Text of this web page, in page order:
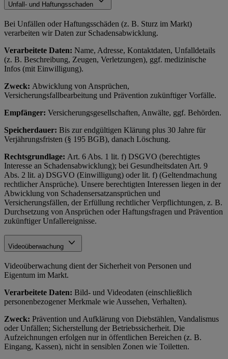
Unfall- und Haftungsschaden
Bei Unfällen oder Haftungsschäden (z. B. Sturz im Markt)
verarbeiten wir Daten zur Schadensabwicklung.
Verarbeitete Daten: Name, Adresse, Kontaktdaten, Unfalldetails
(z. B. Beschreibung, Zeugen, Verletzungen), ggf. medizinische
Infos (mit Einwilligung).
Zweck: Abwicklung von Ansprüchen,
Versicherungsfallbearbeitung und Prävention zukünftiger Vorfälle.
Empfänger: Versicherungsgesellschaften, Anwälte, ggf. Behörden.
Speicherdauer: Bis zur endgültigen Klärung plus 30 Jahre für
Verjährungsfristen (§ 195 BGB), danach Löschung.
Rechtsgrundlage: Art. 6 Abs. 1 lit. f) DSGVO (berechtigtes
Interesse an Schadensabwicklung); bei Gesundheitsdaten Art. 9
Abs. 2 lit. a) DSGVO (Einwilligung) oder lit. f) (Geltendmachung
rechtlicher Ansprüche). Unsere berechtigten Interessen liegen in der
Abwicklung von Schadensersatzansprüchen und
Versicherungsfällen, der Erfüllung rechtlicher Verpflichtungen, z. B.
Durchsetzung von Ansprüchen oder Haftungsfragen und Prävention
zukünftiger Unfallereignisse.
Videoüberwachung
Videoüberwachung dient der Sicherheit von Personen und
Eigentum im Markt.
Verarbeitete Daten: Bild- und Videodaten (einschließlich
personenbezogener Merkmale wie Aussehen, Verhalten).
Zweck: Prävention und Aufklärung von Diebstählen, Vandalismus
oder Unfällen; Sicherstellung der Betriebssicherheit. Die
Aufzeichnungen erfolgen nur in öffentlichen Bereichen (z. B.
Eingang, Kassen), nicht in sensiblen Zonen wie Toiletten.